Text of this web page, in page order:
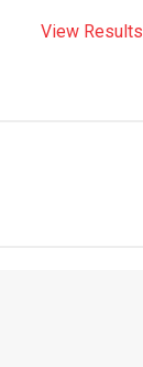
View Results